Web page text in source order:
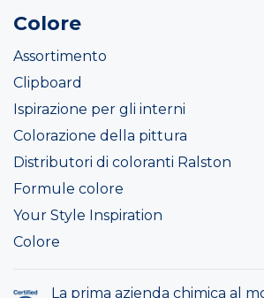
Colore
Assortimento
Clipboard
Ispirazione per gli interni
Colorazione della pittura
Distributori di coloranti Ralston
Formule colore
Your Style Inspiration
Colore
La prima azienda chimica al